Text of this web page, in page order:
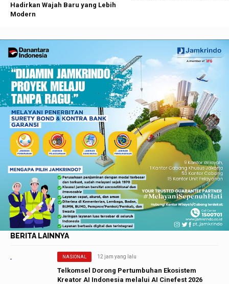
Hadirkan Wajah Baru yang Lebih
Modern
BERITA LAINNYA
NASIONAL 12 jam yang lalu
Telkomsel Dorong Pertumbuhan Ekosistem
Kreator AI Indonesia melalui AI Cinefest 2026